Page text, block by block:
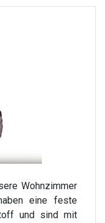
Wohnzimmer
eine feste
und sind mit